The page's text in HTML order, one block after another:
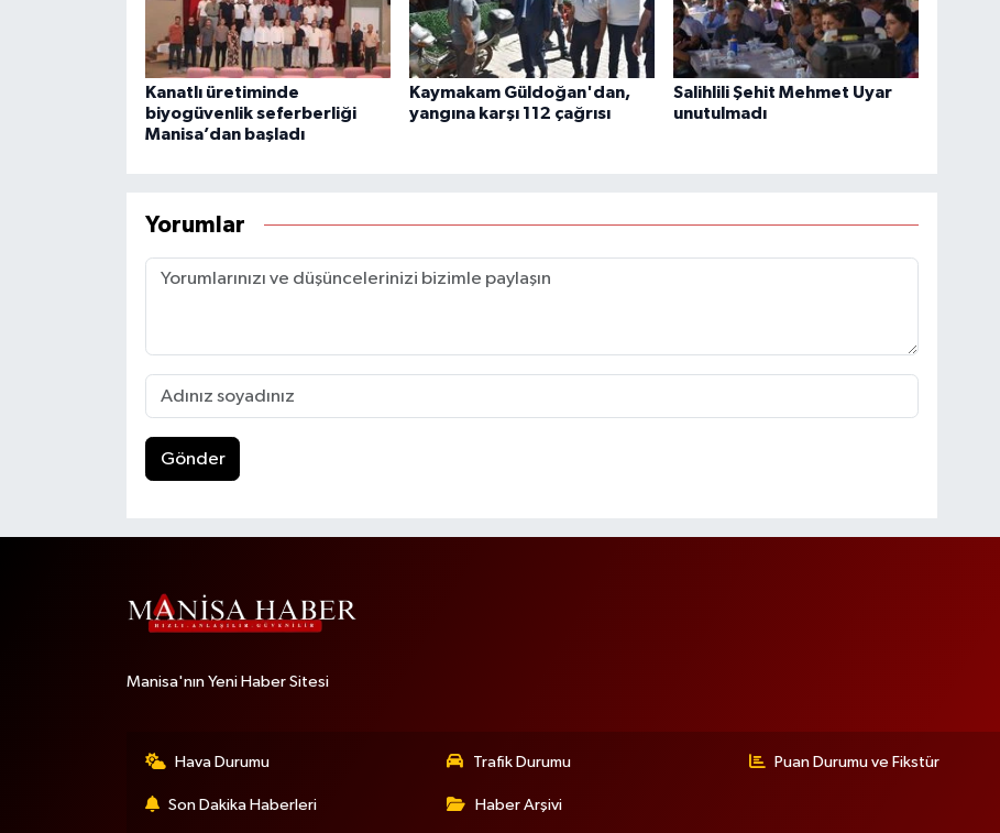
Kanatlı üretiminde
biyogüvenlik seferberliği
Manisa’dan başladı
Kaymakam Güldoğan'dan,
yangına karşı 112 çağrısı
Salihlili Şehit Mehmet Uyar
unutulmadı
Yorumlar
Gönder
Manisa'nın Yeni Haber Sitesi
Hava Durumu Trafik Durumu Puan Durumu ve Fikstür
Son Dakika Haberleri Haber Arşivi